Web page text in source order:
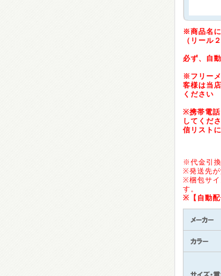
※商品名に
（リール
必ず、自
※フリー
客様は当
ください
※携帯電話
してくだ
信リスト
※代金引換
※発送先が
※梱包サイ
す。
※【自動配